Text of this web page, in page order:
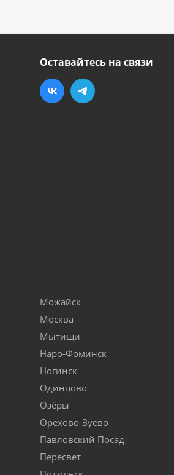
Оставайтесь на связи
Можайск
Москва
Мытищи
Наро-Фоминск
Ногинск
Одинцово
Озёры
Орехово-Зуево
Павловский Посад
Пересвет